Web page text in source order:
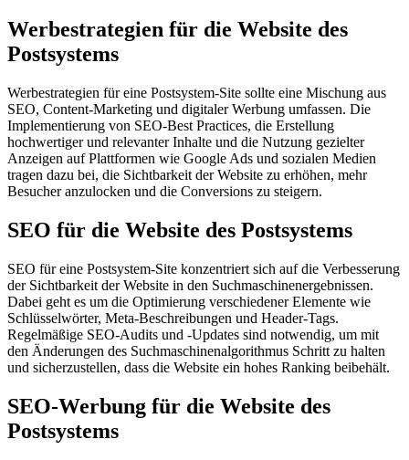
Werbestrategien für die Website des
Postsystems
Werbestrategien für eine Postsystem-Site sollte eine Mischung aus
SEO, Content-Marketing und digitaler Werbung umfassen. Die
Implementierung von SEO-Best Practices, die Erstellung
hochwertiger und relevanter Inhalte und die Nutzung gezielter
Anzeigen auf Plattformen wie Google Ads und sozialen Medien
tragen dazu bei, die Sichtbarkeit der Website zu erhöhen, mehr
Besucher anzulocken und die Conversions zu steigern.
SEO für die Website des Postsystems
SEO für eine Postsystem-Site konzentriert sich auf die Verbesserung
der Sichtbarkeit der Website in den Suchmaschinenergebnissen.
Dabei geht es um die Optimierung verschiedener Elemente wie
Schlüsselwörter, Meta-Beschreibungen und Header-Tags.
Regelmäßige SEO-Audits und -Updates sind notwendig, um mit
den Änderungen des Suchmaschinenalgorithmus Schritt zu halten
und sicherzustellen, dass die Website ein hohes Ranking beibehält.
SEO-Werbung für die Website des
Postsystems